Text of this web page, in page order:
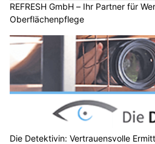
REFRESH GmbH – Ihr Partner für
Oberflächenpflege
Die Detektivin: Vertrauensvolle